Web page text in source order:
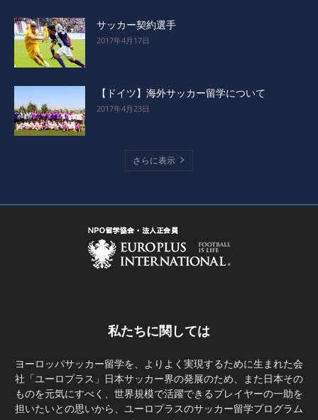
サッカー契約選手
2017年4月17日
【ドイツ】海外サッカー留学について
2017年4月23日
さらに表示
私たちに関しては
ヨーロッパサッカー留学を、よりよく実現するために生まれた会
社「ユーロプラス」日本サッカー界の発展のため、また日本その
ものを元気にすべく、世界規模で活躍できるプレイヤーの一助を
担いたいとの思いから、ユーロプラスのサッカー留学プログラム